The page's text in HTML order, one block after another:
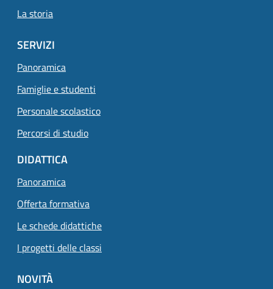
La storia
SERVIZI
Panoramica
Famiglie e studenti
Personale scolastico
Percorsi di studio
DIDATTICA
Panoramica
Offerta formativa
Le schede didattiche
I progetti delle classi
NOVITÀ